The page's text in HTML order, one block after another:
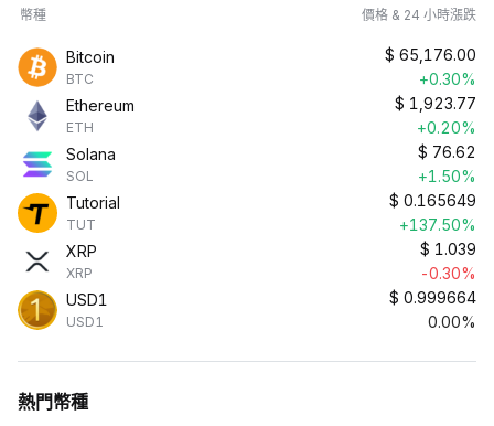
幣種 價格 & 24 小時漲跌
Bitcoin
BTC
$ 65,176.00
+0.30%
Ethereum
ETH
$ 1,923.77
+0.20%
Solana
SOL
$ 76.62
+1.50%
Tutorial
TUT
$ 0.165649
+137.50%
XRP
XRP
$ 1.039
-0.30%
USD1
USD1
$ 0.999664
0.00%
熱門幣種